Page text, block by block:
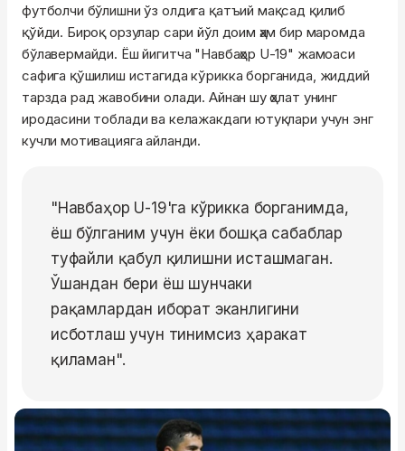
футболчи бўлишни ўз олдига қатъий мақсад қилиб
қўйди. Бироқ орзулар сари йўл доим ҳам бир маромда
бўлавермайди. Ёш йигитча "Навбаҳор U-19" жамоаси
сафига қўшилиш истагида кўрикка борганида, жиддий
тарзда рад жавобини олади. Айнан шу ҳолат унинг
иродасини тоблади ва келажакдаги ютуқлари учун энг
кучли мотивацияга айланди.
"Навбаҳор U-19'га кўрикка борганимда,
ёш бўлганим учун ёки бошқа сабаблар
туфайли қабул қилишни исташмаган.
Ўшандан бери ёш шунчаки
рақамлардан иборат эканлигини
исботлаш учун тинимсиз ҳаракат
қиламан".